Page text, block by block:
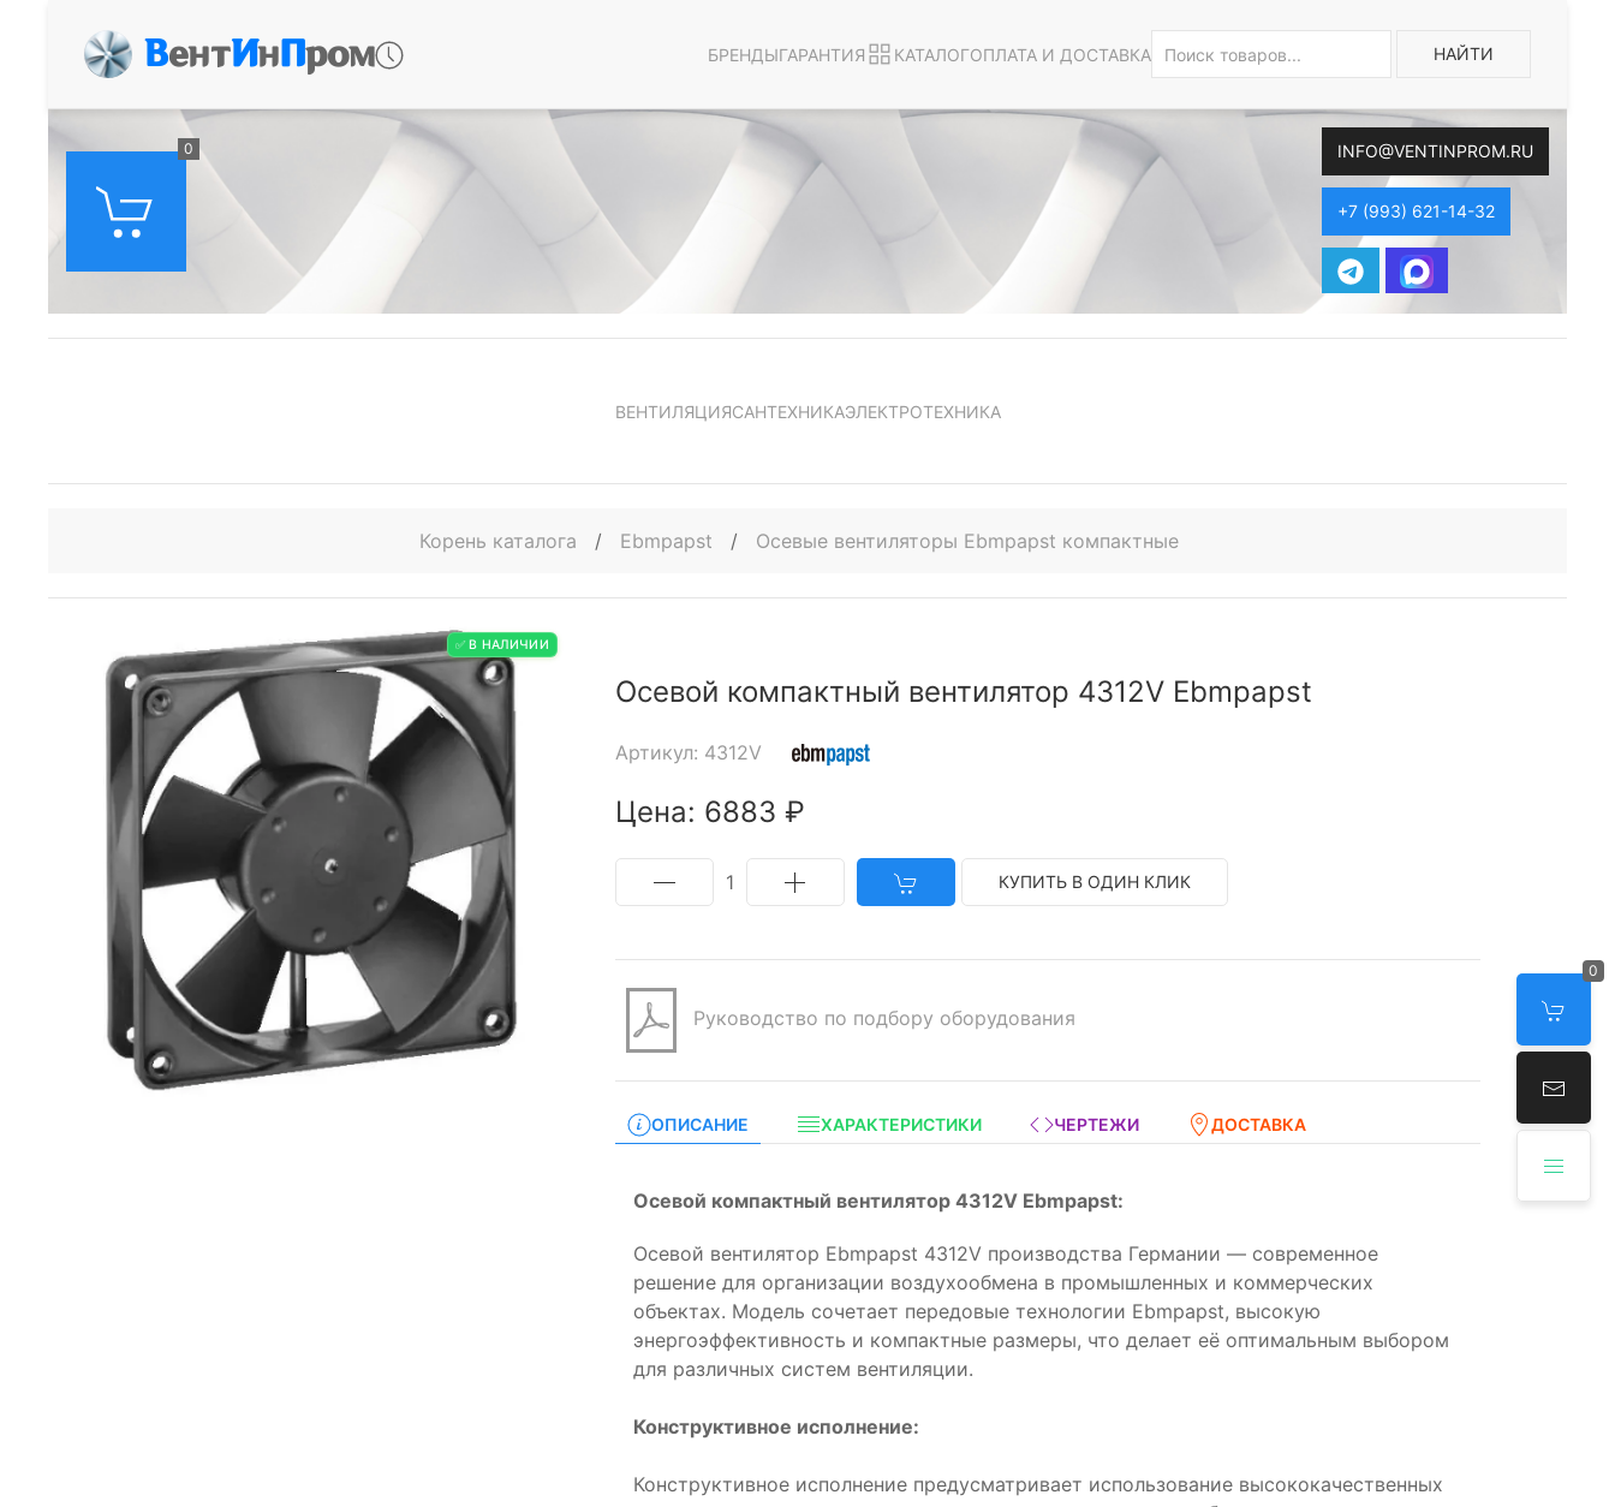
ВентИнПром БРЕНДЫГАРАНТИЯ КАТАЛОГОПЛАТА И ДОСТАВКА НАЙТИ
0 INFO@VENTINPROM.RU
+7 (993) 621-14-32
0
ВЕНТИЛЯЦИЯСАНТЕХНИКАЭЛЕКТРОТЕХНИКА
Корень каталога / Ebmpapst / Осевые вентиляторы Ebmpapst компактные
✅ В НАЛИЧИИ
Осевой компактный вентилятор 4312V Ebmpapst
Артикул: 4312V
Цена: 6883 ₽
1 КУПИТЬ В ОДИН КЛИК
Руководство по подбору оборудования
ОПИСАНИЕ ХАРАКТЕРИСТИКИ ЧЕРТЕЖИ ДОСТАВКА
Осевой компактный вентилятор 4312V Ebmpapst:
Осевой вентилятор Ebmpapst 4312V производства Германии — современное
решение для организации воздухообмена в промышленных и коммерческих
объектах. Модель сочетает передовые технологии Ebmpapst, высокую
энергоэффективность и компактные размеры, что делает её оптимальным выбором
для различных систем вентиляции.
Конструктивное исполнение:
Конструктивное исполнение предусматривает использование высококачественных